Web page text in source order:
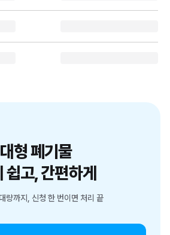
대형 폐기물
쉽고, 간편하게
량까지, 신청 한 번이면 처리 끝